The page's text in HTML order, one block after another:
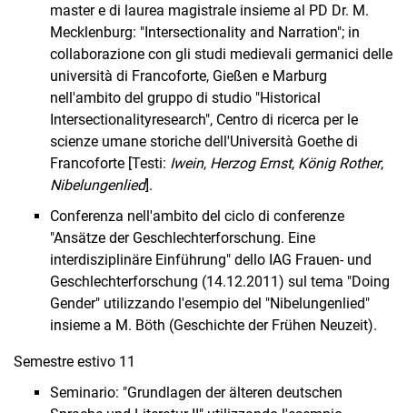
master e di laurea magistrale insieme al PD Dr. M.
Mecklenburg: "Intersectionality and Narra­tion"; in
collaborazione con gli studi medievali germanici delle
università di Francoforte, Gießen e Marburg
nell'ambito del gruppo di studio "Historical
Intersectionality­research", Centro di ricerca per le
scienze umane storiche dell'Università Goethe di
Francoforte [Testi: Iwein, Herzog Ernst, König Rother,
Nibelungenlied].
Conferenza nell'ambito del ciclo di conferenze
"Ansätze der Geschlechterforschung. Eine
interdisziplinäre Einführung" dello IAG Frauen- und
Geschlechterforschung (14.12.2011) sul tema "Doing
Gender" utilizzando l'esempio del "Nibelungenlied"
insieme a M. Böth (Geschichte der Frühen Neuzeit).
Semestre estivo 11
Seminario: "Grundlagen der älteren deutschen